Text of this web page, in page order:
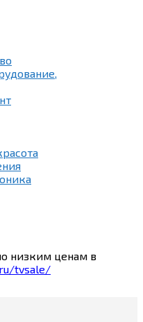
низким ценам в
tvsale/